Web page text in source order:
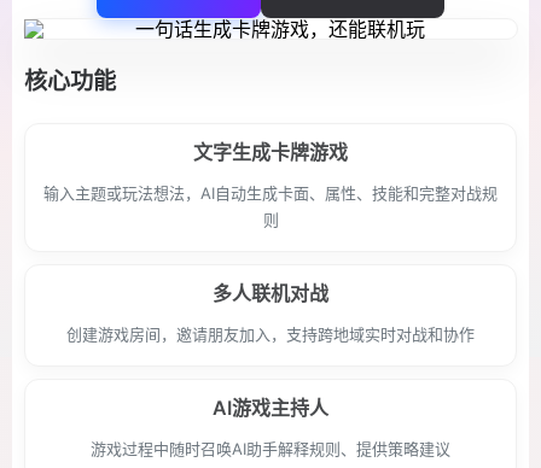
核心功能
文字生成卡牌游戏
输入主题或玩法想法，AI自动生成卡面、属性、技能和完整对战规
则
多人联机对战
创建游戏房间，邀请朋友加入，支持跨地域实时对战和协作
AI游戏主持人
游戏过程中随时召唤AI助手解释规则、提供策略建议